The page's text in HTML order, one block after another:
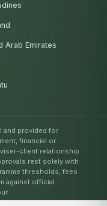
Arab Emirates
and provided for
financial or
client relationship.
rest solely with
thresholds, fees
against official
.